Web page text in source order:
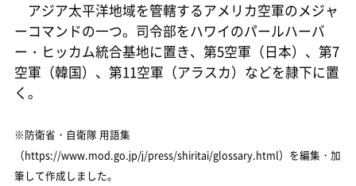
アジア太平洋地域を管轄するアメリカ空軍のメジャ
ーコマンドの一つ。司令部をハワイのパールハーバ
ー・ヒッカム統合基地に置き、第5空軍（日本）、第7
空軍（韓国）、第11空軍（アラスカ）などを隷下に置
く。
※防衛省・自衛隊 用語集
（https://www.mod.go.jp/j/press/shiritai/glossary.html）を編集・加
筆して作成しました。